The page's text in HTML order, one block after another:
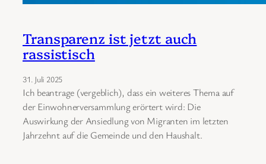
Transparenz ist jetzt auch
rassistisch
31. Juli 2025
Ich beantrage (vergeblich), dass ein weiteres Thema auf
der Einwohnerversammlung erörtert wird: Die
Auswirkung der Ansiedlung von Migranten im letzten
Jahrzehnt auf die Gemeinde und den Haushalt.